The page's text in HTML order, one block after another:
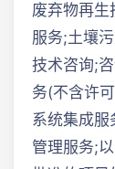
废弃物再生
服务;土壤
技术咨询;
务(不含许
系统集成服
管理服务;